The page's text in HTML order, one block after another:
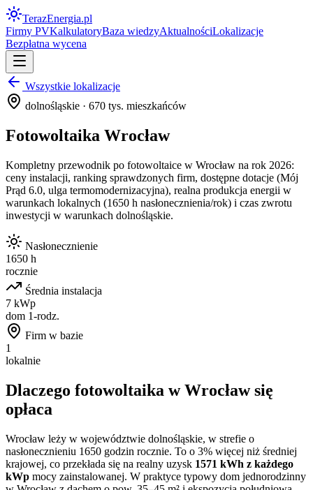
TerazEnergia.pl
Firmy PVKalkulatoryBaza wiedzyAktualnościLokalizacje
Bezpłatna wycena
Wszystkie lokalizacje
dolnośląskie · 670 tys. mieszkańców
Fotowoltaika Wrocław
Kompletny przewodnik po fotowoltaice w Wrocław na rok 2026:
ceny instalacji, ranking sprawdzonych firm, dostępne dotacje (Mój
Prąd 6.0, ulga termomodernizacyjna), realna produkcja energii w
warunkach lokalnych (1650 h nasłonecznienia/rok) i czas zwrotu
inwestycji w warunkach dolnośląskie.
Nasłonecznienie
1650 h
rocznie
Średnia instalacja
7 kWp
dom 1-rodz.
Firm w bazie
1
lokalnie
Dlaczego fotowoltaika wWrocławsię
opłaca
Wrocław leży w województwie dolnośląskie, w strefie o
nasłonecznieniu 1650 godzin rocznie. To o 3% więcej niż średniej
krajowej, co przekłada się na realny uzysk 1571 kWh z każdego
kWp mocy zainstalowanej. W praktyce typowy dom jednorodzinny